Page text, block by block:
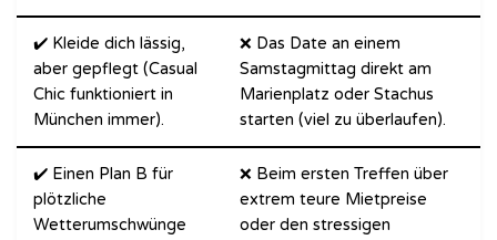
✔️ Kleide dich lässig,
aber gepflegt (Casual
Chic funktioniert in
München immer).
❌ Das Date an einem
Samstagmittag direkt am
Marienplatz oder Stachus
starten (viel zu überlaufen).
✔️ Einen Plan B für
plötzliche
Wetterumschwünge
❌ Beim ersten Treffen über
extrem teure Mietpreise
oder den stressigen